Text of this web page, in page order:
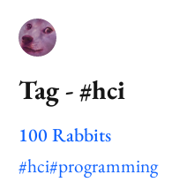
Tag - #hci
100 Rabbits
#hci#programming